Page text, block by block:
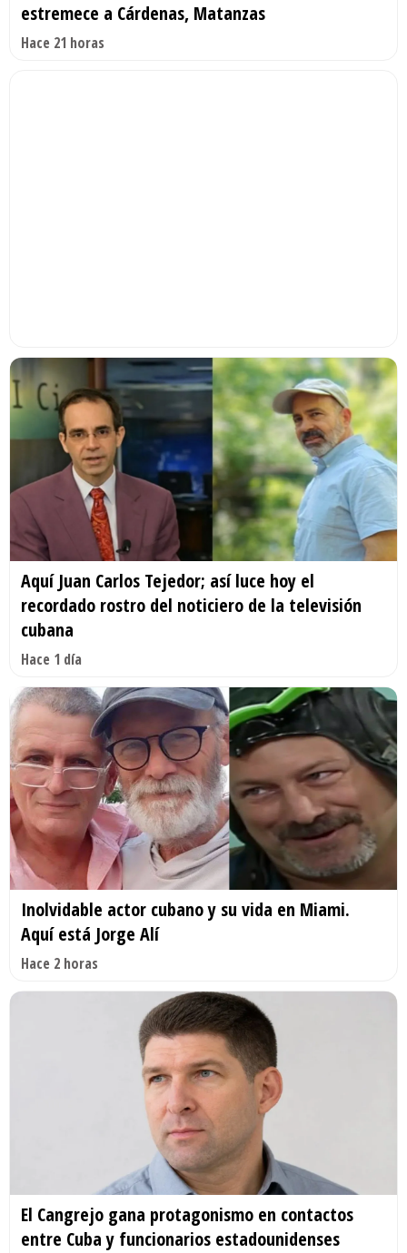
estremece a Cárdenas, Matanzas
Hace 21 horas
Aquí Juan Carlos Tejedor; así luce hoy el
recordado rostro del noticiero de la televisión
cubana
Hace 1 día
Inolvidable actor cubano y su vida en Miami.
Aquí está Jorge Alí
Hace 2 horas
El Cangrejo gana protagonismo en contactos
entre Cuba y funcionarios estadounidenses